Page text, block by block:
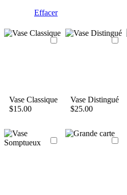
Effacer
Vase Classique
$15.00
Vase Distingué
$25.00